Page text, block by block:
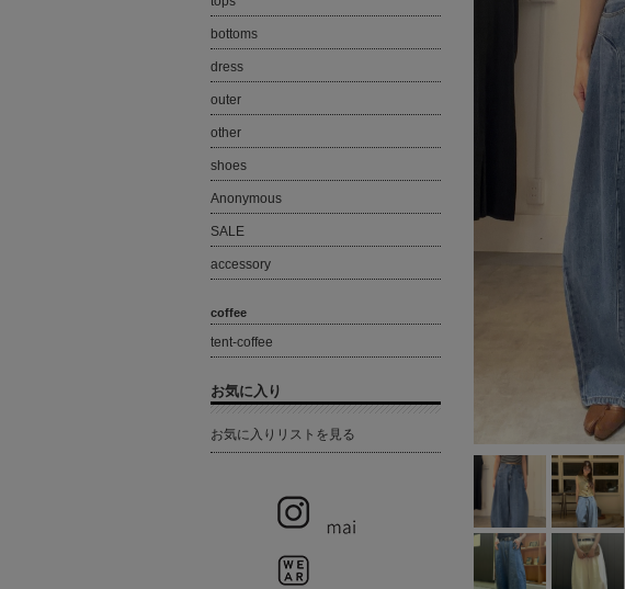
bottoms
dress
outer
other
shoes
Anonymous
SALE
accessory
coffee
tent-coffee
お気に入り
お気に入りリストを見る